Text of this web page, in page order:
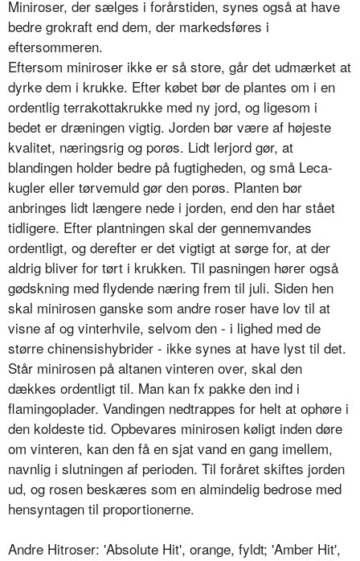
Miniroser, der sælges i forårstiden, synes også at have
bedre grokraft end dem, der markeds­føres i
eftersommeren.
Eftersom miniroser ikke er så store, går det udmærket at
dyrke dem i krukke. Efter købet bør de plantes om i en
ordentlig terrakottakrukke med ny jord, og ligesom i
bedet er dræningen vigtig. Jorden bør være af højeste
kvalitet, næringsrig og porøs. Lidt lerjord gør, at
blandingen hol­der bedre på fugtigheden, og små Leca-
kugler eller tørvemuld gør den porøs. Planten bør
anbringes lidt længere nede i jorden, end den har stået
tidligere. Efter plantningen skal der gennemvandes
ordentligt, og derefter er det vigtigt at sørge for, at der
aldrig bliver for tørt i krukken. Til pas­ningen hører også
gødskning med flydende næring frem til juli. Siden hen
skal minirosen ganske som andre roser have lov til at
visne af og vinter­hvile, selvom den - i lighed med de
større chinensishybrider - ikke synes at have lyst til det.
Står minirosen på altanen vinteren over, skal den
dækkes ordentligt til. Man kan fx pakke den ind i
flamingoplader. Van­dingen nedtrappes for helt at ophøre i
den koldeste tid. Opbevares mini­rosen køligt inden døre
om vinteren, kan den få en sjat vand en gang imellem,
navnlig i slutningen af perioden. Til foråret skiftes jorden
ud, og rosen beskæres som en almindelig bedrose med
hensyntagen til propor­tionerne.
Andre Hitroser: 'Absolute Hit', oran­ge, fyldt; 'Amber Hit',